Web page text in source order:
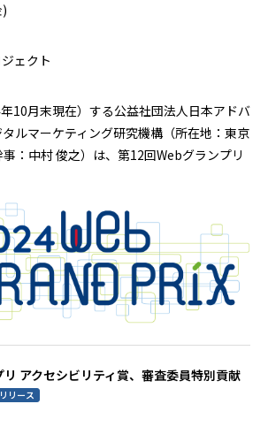
ェクト
10月末現在）する公益社団法人日本アドバ
ルマーケティング研究機構（所在地：東京
：中村 俊之）は、第12回Webグランプリ
アクセシビリティ賞、審査委員特別貢献
リース